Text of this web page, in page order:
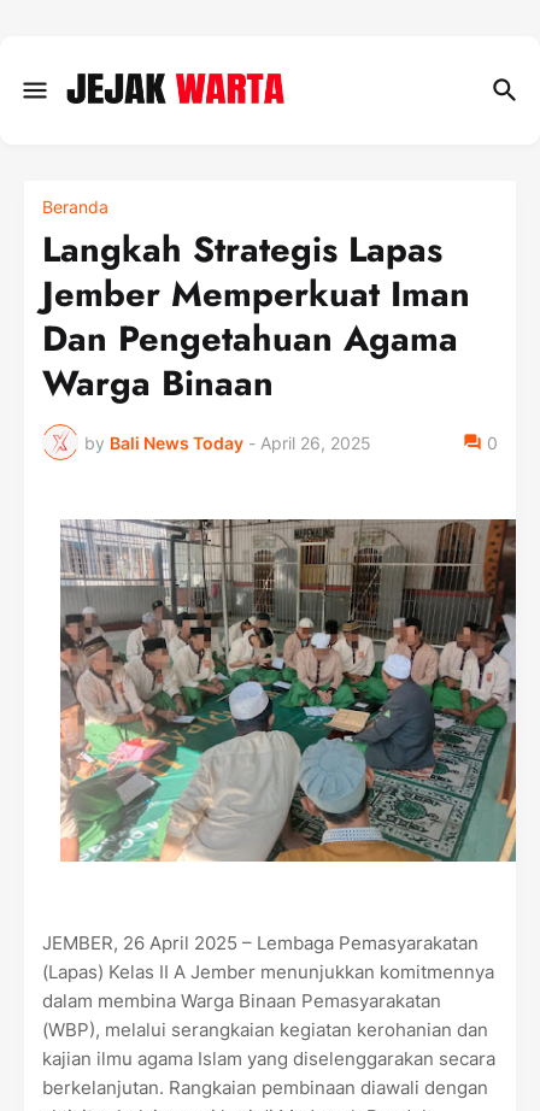
Beranda
Langkah Strategis Lapas
Jember Memperkuat Iman
Dan Pengetahuan Agama
Warga Binaan
by Bali News Today - April 26, 2025 0
JEMBER, 26 April 2025 – Lembaga Pemasyarakatan
(Lapas) Kelas II A Jember menunjukkan komitmennya
dalam membina Warga Binaan Pemasyarakatan
(WBP), melalui serangkaian kegiatan kerohanian dan
kajian ilmu agama Islam yang diselenggarakan secara
berkelanjutan. Rangkaian pembinaan diawali dengan